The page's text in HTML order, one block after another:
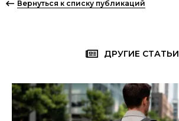
Вернуться к списку публикаций
ДРУГИЕ СТАТЬИ